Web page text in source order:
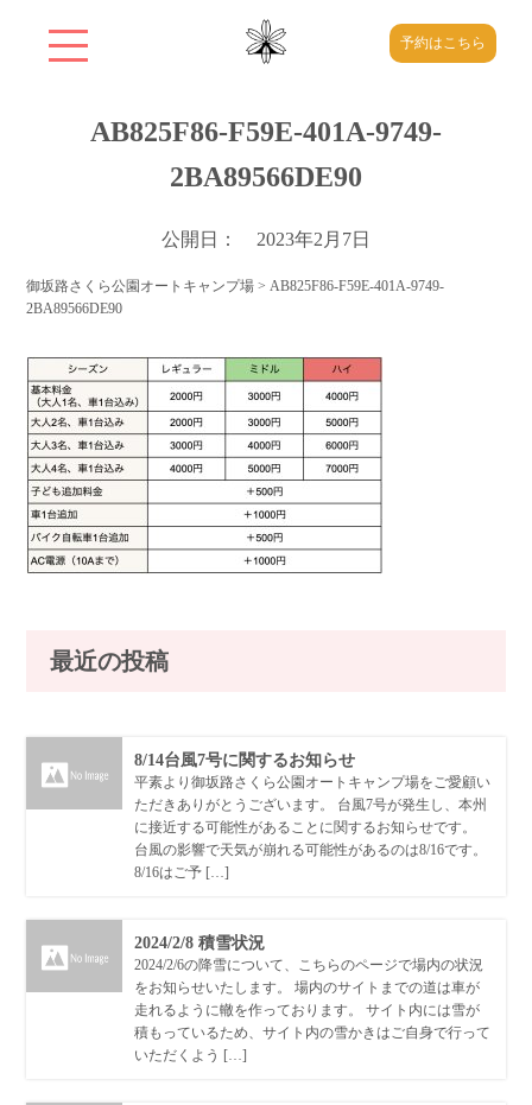
予約はこちら
AB825F86-F59E-401A-9749-
2BA89566DE90
公開日： 2023年2月7日
御坂路さくら公園オートキャンプ場 >AB825F86-F59E-401A-9749-
2BA89566DE90
最近の投稿
8/14台風7号に関するお知らせ
平素より御坂路さくら公園オートキャンプ場をご愛顧い
ただきありがとうございます。 台風7号が発生し、本州
に接近する可能性があることに関するお知らせです。
台風の影響で天気が崩れる可能性があるのは8/16です。
8/16はご予 […]
2024/2/8 積雪状況
2024/2/6の降雪について、こちらのページで場内の状況
をお知らせいたします。 場内のサイトまでの道は車が
走れるように轍を作っております。 サイト内には雪が
積もっているため、サイト内の雪かきはご自身で行って
いただくよう […]